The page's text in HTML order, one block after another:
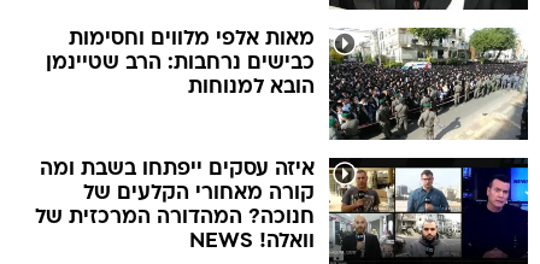
מאות אלפי מלווים וחסימות
כבישים נרחבות: הרב שטיינמן
הובא למנוחות
איזה עסקים ייפתחו בשבת ומה
קורה מאחורי הקלעים של
חנוכה? המהדורה המרכזית של
וואלה! NEWS